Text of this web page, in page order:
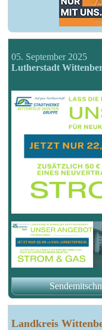
Landkreis
05. September 2025
Lutherstadt